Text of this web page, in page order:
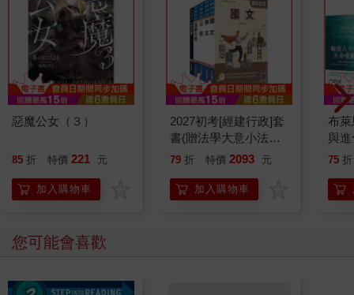
惡魔公女（３）
85 折 特價 221 元
加入購物車
2027初考[經建行政]套
書(贈法學大意小法
典、國文複選題答題技
79 折 特價 2093 元
加入購物車
布
與
- 輪
的
靈
75 折
您可能會喜歡